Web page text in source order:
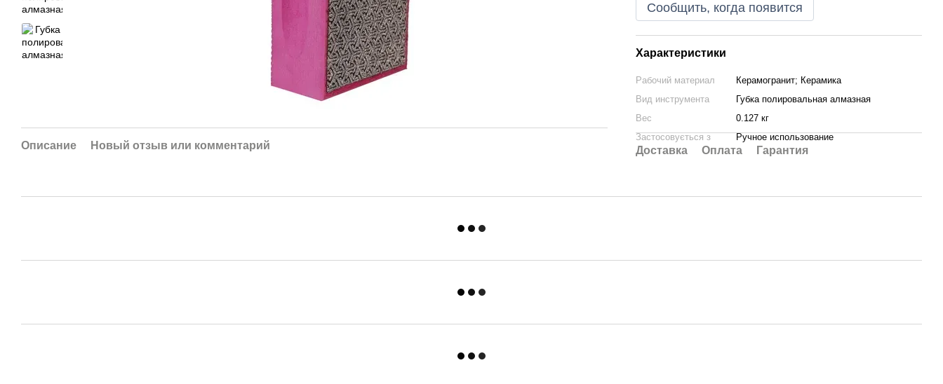
Описание Новый отзыв или комментарий
Сообщить, когда появится
Характеристики
Рабочий материал
Керамогранит; Керамика
Вид инструмента
Губка полировальная алмазная
Вес
0.127 кг
Застосовується з
Ручное использование
Доставка Оплата Гарантия